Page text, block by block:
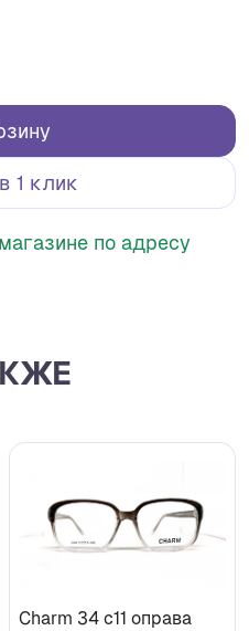
1 клик
по адресу
Charm 34 с11 оправа